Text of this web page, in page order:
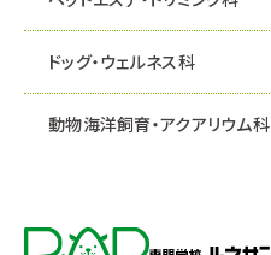
ドッグ・ウェルネス科
動物海洋飼育・アクアリウム科